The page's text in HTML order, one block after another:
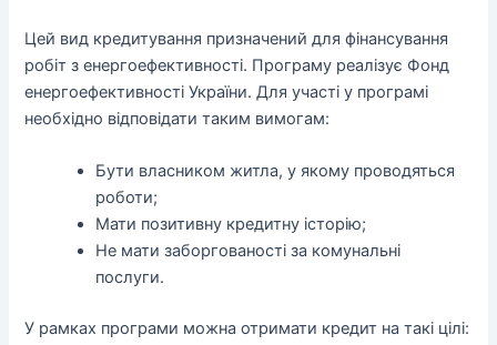
Цей вид кредитування призначений для фінансування
робіт з енергоефективності. Програму реалізує Фонд
енергоефективності України. Для участі у програмі
необхідно відповідати таким вимогам:
Бути власником житла, у якому проводяться
роботи;
Мати позитивну кредитну історію;
Не мати заборгованості за комунальні
послуги.
У рамках програми можна отримати кредит на такі цілі: